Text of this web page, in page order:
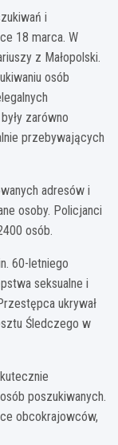
i
18 marca. W
z Małopolski.
osób
zarówno
przebywających
adresów i
osoby. Policjanci
osób.
60-letniego
seksualne i
ukrywał
Śledczego w
poszukiwanych.
obcokrajowców,